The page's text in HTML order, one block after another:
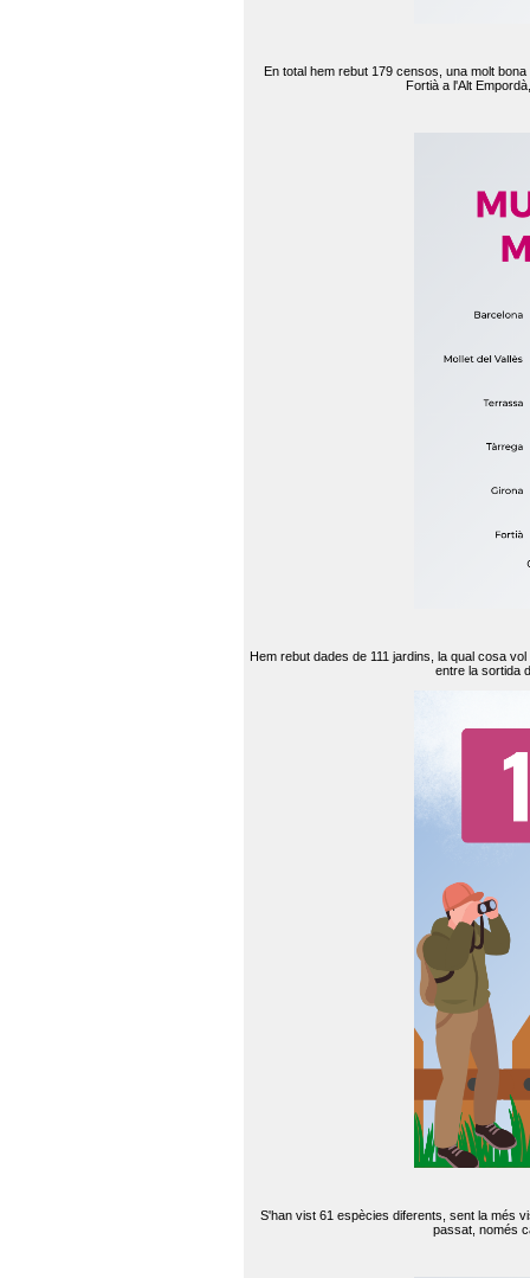
En total hem rebut 179 censos, una molt
Fortià a l'Alt
Hem rebut dades de 111 jardins, la qual cosa
entre la sortida
S'han vist 61 espècies diferents, sent la més
passat, només